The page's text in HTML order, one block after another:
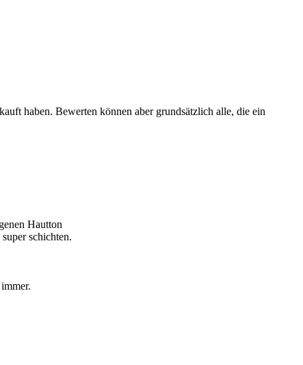
haben. Bewerten können aber grundsätzlich alle, die ein
Hautton
schichten.